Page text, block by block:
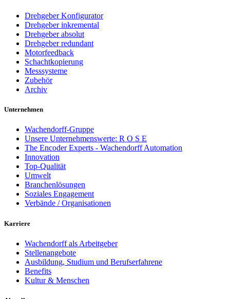
Drehgeber Konfigurator
Drehgeber inkremental
Drehgeber absolut
Drehgeber redundant
Motorfeedback
Schachtkopierung
Messsysteme
Zubehör
Archiv
Unternehmen
Wachendorff-Gruppe
Unsere Unternehmenswerte: R O S E
The Encoder Experts - Wachendorff Automation
Innovation
Top-Qualität
Umwelt
Branchenlösungen
Soziales Engagement
Verbände / Organisationen
Karriere
Wachendorff als Arbeitgeber
Stellenangebote
Ausbildung, Studium und Berufserfahrene
Benefits
Kultur & Menschen